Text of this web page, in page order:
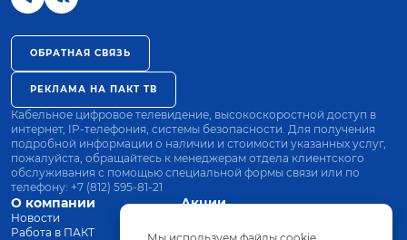
О компании
Новости
Работа в ПАКТ
Акции
Оплата
ОБРАТНАЯ СВЯЗЬ
РЕКЛАМА НА ПАКТ ТВ
Кабельное цифровое телевидение, высокоскоростной доступ в
интернет, IP-телефония, системы безопасности. Для получения
подробной информации о наличии и стоимости указанных услуг,
пожалуйста, обращайтесь к менеджерам отдела клиентского
обслуживания с помощью специальной формы связи или по
телефону: +7 (812) 595-81-21